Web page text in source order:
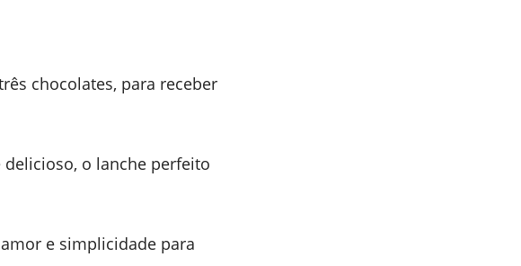
chocolates, para receber
o lanche perfeito
e simplicidade para